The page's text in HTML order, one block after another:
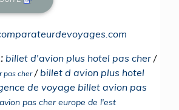
billet d'avion plus hotel pas cher /
pas cher/ billet d avion plus hotel
de voyage billet avion pas
pas cher europe de l'est